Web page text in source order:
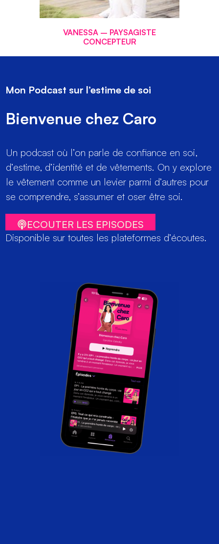
VANESSA – PAYSAGISTE
CONCEPTEUR
Mon Podcast sur l’estime de soi
Bienvenue chez Caro
Un podcast où l’on parle de confiance en soi,
d’estime, d’identité et de vêtements. On y explore
le vêtement comme un levier parmi d’autres pour
se comprendre, s’assumer et oser être soi.
ECOUTER LES EPISODES
Disponible sur toutes les plateformes d’écoutes.